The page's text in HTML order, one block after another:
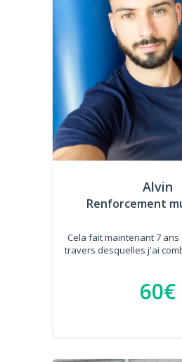
Alvin
Renforcement
Cela fait maintenant 7
travers desquelles j'ai
60€